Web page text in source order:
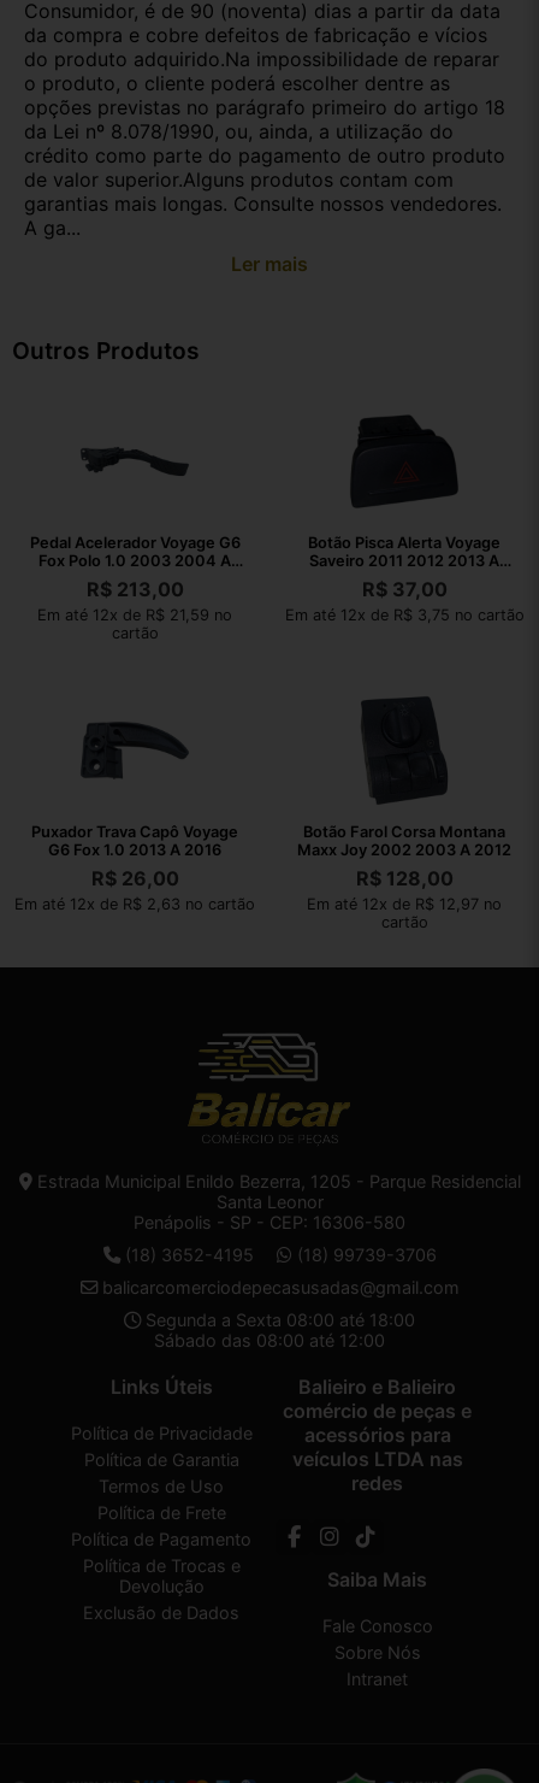
Consumidor, é de 90 (noventa) dias a partir da data
da compra e cobre defeitos de fabricação e vícios
do produto adquirido.Na impossibilidade de reparar
o produto, o cliente poderá escolher dentre as
opções previstas no parágrafo primeiro do artigo 18
da Lei nº 8.078/1990, ou, ainda, a utilização do
crédito como parte do pagamento de outro produto
de valor superior.Alguns produtos contam com
garantias mais longas. Consulte nossos vendedores.
A ga...
Ler mais
Outros Produtos
Pedal Acelerador Voyage G6
Fox Polo 1.0 2003 2004 A
2023
R$213,00
Em até 12x de R$ 21,59 no
cartão
Botão Pisca Alerta Voyage
Saveiro 2011 2012 2013 A
2016
R$37,00
Em até 12x de R$ 3,75 no cartão
Puxador Trava Capô Voyage
G6 Fox 1.0 2013 A 2016
R$26,00
Em até 12x de R$ 2,63 no cartão
Botão Farol Corsa Montana
Maxx Joy 2002 2003 A 2012
R$128,00
Em até 12x de R$ 12,97 no
cartão
Estrada Municipal Enildo Bezerra, 1205 - Parque Residencial
Santa Leonor
Penápolis - SP - CEP: 16306-580
(18) 3652-4195
(18) 99739-3706
balicarcomerciodepecasusadas@gmail.com
Segunda a Sexta 08:00 até 18:00
Sábado das 08:00 até 12:00
Links Úteis
Política de Privacidade
Política de Garantia
Termos de Uso
Política de Frete
Política de Pagamento
Política de Trocas e
Devolução
Exclusão de Dados
Balieiro e Balieiro
comércio de peças e
acessórios para
veículos LTDA nas
redes
Saiba Mais
Fale Conosco
Sobre Nós
Intranet